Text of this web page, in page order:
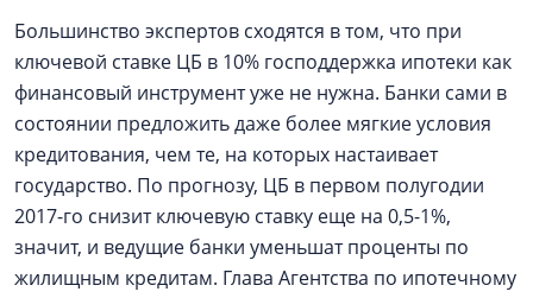
Большинство экспертов сходятся в том, что при
ключевой ставке ЦБ в 10% господдержка ипотеки как
финансовый инструмент уже не нужна. Банки сами в
состоянии предложить даже более мягкие условия
кредитования, чем те, на которых настаивает
государство. По прогнозу, ЦБ в первом полугодии
2017-го снизит ключевую ставку еще на 0,5-1%,
значит, и ведущие банки уменьшат проценты по
жилищным кредитам. Глава Агентства по ипотечному